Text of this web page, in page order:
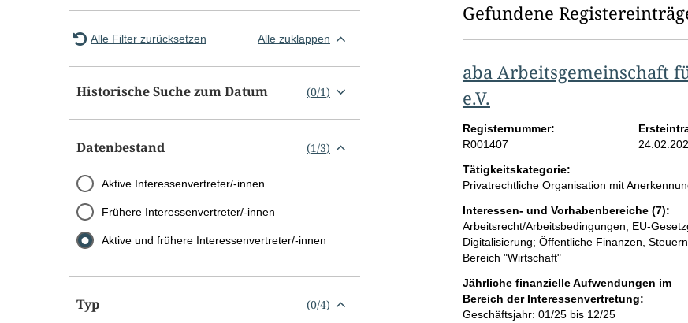
Alle Filter zurücksetzen Alle zuklappen
Historische Suche zum Datum (0/1)
Datenbestand (1/3)
Aktive Interessenvertreter/-innen
Frühere Interessenvertreter/-innen
Aktive und frühere Interessenvertreter/-innen
Typ (0/4)
Gefundene
aba Arbeitsgemeinschaft
e.V.
Registernummer:
R001407
Tätigkeitskategorie:
Privatrechtliche Organisation mit
Interessen- und Vorhabenbereiche (7):
Arbeitsrecht/Arbeitsbedingungen; EU-
Digitalisierung; Öffentliche Finanzen,
Bereich "Wirtschaft"
Jährliche finanzielle Aufwendungen im
Bereich der Interessenvertretung:
Geschäftsjahr: 01/25 bis 12/25